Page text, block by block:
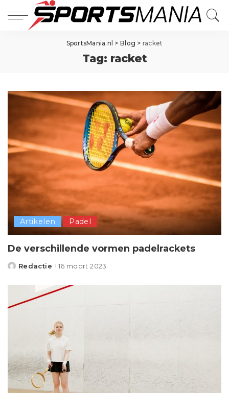
SportsMania.nl > Blog > racket
Tag: racket
Artikelen Padel
De verschillende vormen padelrackets
Posted
Redactie 16 maart 2023